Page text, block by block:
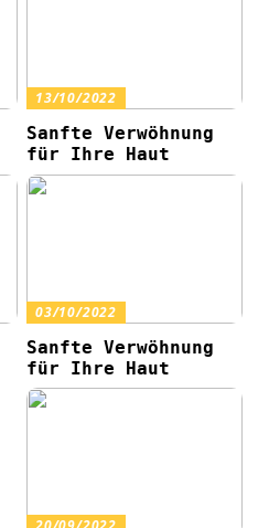
13/10/2022
Sanfte Verwöhnung
für Ihre Haut
03/10/2022
Sanfte Verwöhnung
für Ihre Haut